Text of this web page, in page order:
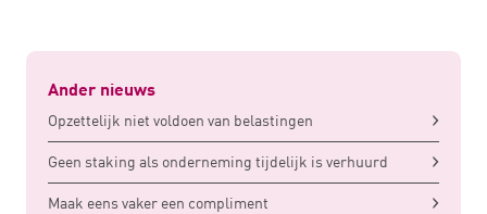
Ander nieuws
Opzettelijk niet voldoen van belastingen
Geen staking als onderneming tijdelijk is verhuurd
Maak eens vaker een compliment